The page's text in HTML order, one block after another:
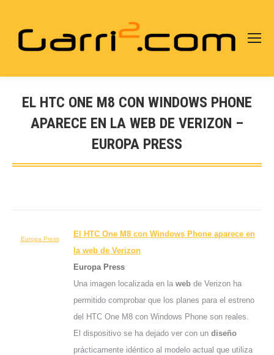
EL HTC ONE M8 CON WINDOWS PHONE
APARECE EN LA WEB DE VERIZON –
EUROPA PRESS
Estás aquí:
Europa Press
El HTC One M8 con Windows Phone aparece en
la web de Verizon
Europa Press
Una imagen localizada en la web de Verizon ha
permitido comprobar que los planes para el estreno
del HTC One M8 con Windows Phone son reales.
El dispositivo se ha dejado ver con un diseño
prácticamente idéntico al modelo actual que utiliza